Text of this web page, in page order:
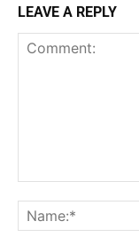
LEAVE A REPLY